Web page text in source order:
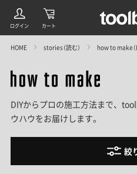
HOME stories（読む） how to make（
DIYからプロの施工方法まで、
ウハウをお届けします。
絞